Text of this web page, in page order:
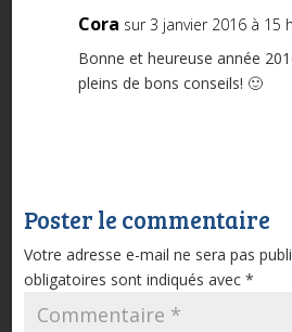
Cora sur 3 janvier 2016 à 15
Bonne et heureuse année
pleins de bons conseils! 🙂
Poster le commentaire
Votre adresse e-mail ne sera pas
obligatoires sont indiqués avec *